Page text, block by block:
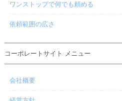
ワンストップで何でも頼める
依頼範囲の広さ
コーポレートサイト メニュー
会社概要